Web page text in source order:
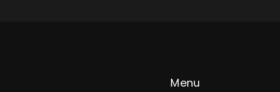
Menu